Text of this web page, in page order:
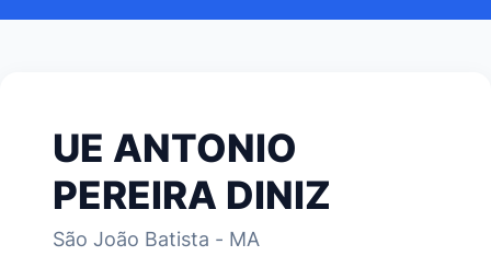
UE ANTONIO
PEREIRA DINIZ
São João Batista - MA